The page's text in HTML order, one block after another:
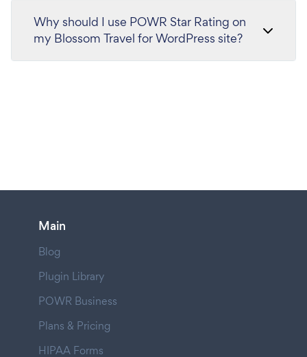
Why should I use POWR Star Rating on
my Blossom Travel for WordPress site?
Main
Blog
Plugin Library
POWR Business
Plans & Pricing
HIPAA Forms